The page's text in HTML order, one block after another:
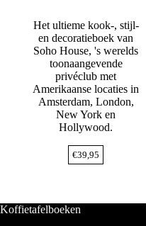
Het ultieme kook-, stijl-
en decoratieboek van
Soho House, 's werelds
toonaangevende
privéclub met
Amerikaanse locaties in
Amsterdam, London,
New York en
Hollywood.
€39,95
Koffietafelboeken